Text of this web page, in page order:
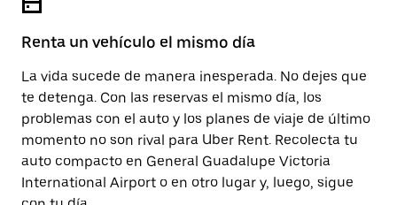
calendario.
Renta un vehículo el mismo día
La vida sucede de manera inesperada. No dejes que
te detenga. Con las reservas el mismo día, los
problemas con el auto y los planes de viaje de último
momento no son rival para Uber Rent. Recolecta tu
auto compacto en General Guadalupe Victoria
International Airport o en otro lugar y, luego, sigue